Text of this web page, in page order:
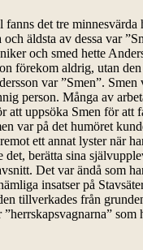
det tre minnesvärda
äldsta av dessa var
och smed hette
förekom aldrig, utan den
var ”Smen”. Smen
person. Många av
att uppsöka Smen för att
var på det humöret
ett annat lyster när
det, berätta sina
Det var ändå som
insatser på
tillverkades från